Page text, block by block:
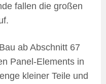
fallen die großen
ab Abschnitt 67
Panel-Elements in
kleiner Teile und